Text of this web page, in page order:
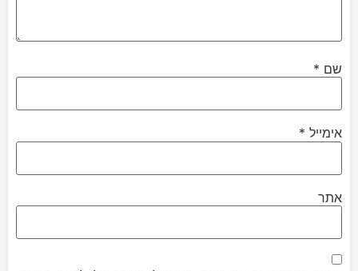
שם *
אימייל *
אתר